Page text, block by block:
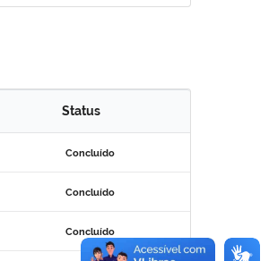
Status
Concluído
Concluído
Concluído